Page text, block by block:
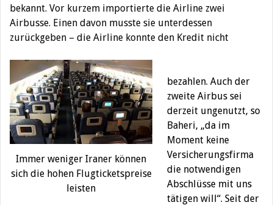
bekannt. Vor kurzem importierte die Airline zwei
Airbusse. Einen davon musste sie unterdessen
zurückgeben – die Airline konnte den Kredit nicht
Immer weniger Iraner können
sich die hohen Flugticketspreise
leisten
bezahlen. Auch der
zweite Airbus sei
derzeit ungenutzt, so
Baheri, „da im
Moment keine
Versicherungsfirma
die notwendigen
Abschlüsse mit uns
tätigen will“. Seit der